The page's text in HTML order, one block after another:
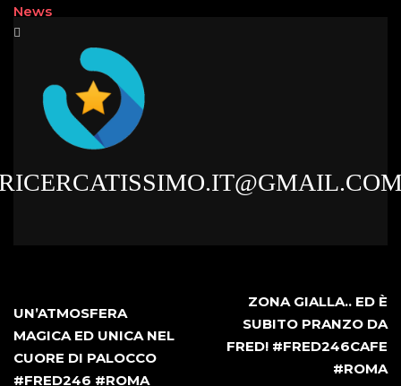
News
UN’ATMOSFERA
MAGICA ED UNICA NEL
CUORE DI PALOCCO
#FRED246 #ROMA
ZONA GIALLA.. ED È
SUBITO PRANZO DA
FRED! #FRED246CAFE
#ROMA